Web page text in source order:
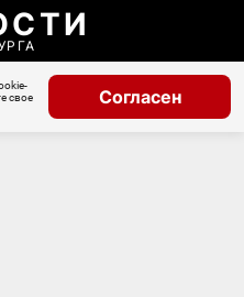
свое
Согласен